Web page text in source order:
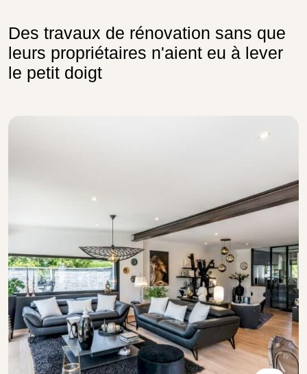
Des travaux de rénovation sans que
leurs propriétaires n'aient eu à lever
le petit doigt